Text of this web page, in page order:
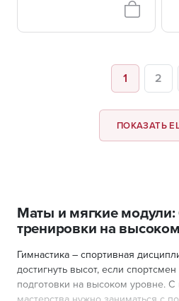
1 2
ПОКАЗАТЬ
Маты и мягкие
тренировки на
Гимнастика – спортивная
достигнуть высот, если
подготовки на высоком уровне.